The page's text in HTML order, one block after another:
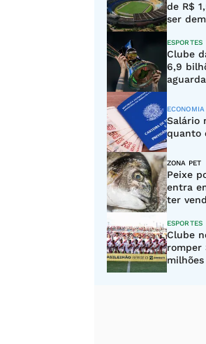
de R$
ser
ESPORTES
Clube
6,9
ECONOMIA
Salário
quanto
ZONA PET
Peixe
entra
ter
ESPORTES
Clube
romper